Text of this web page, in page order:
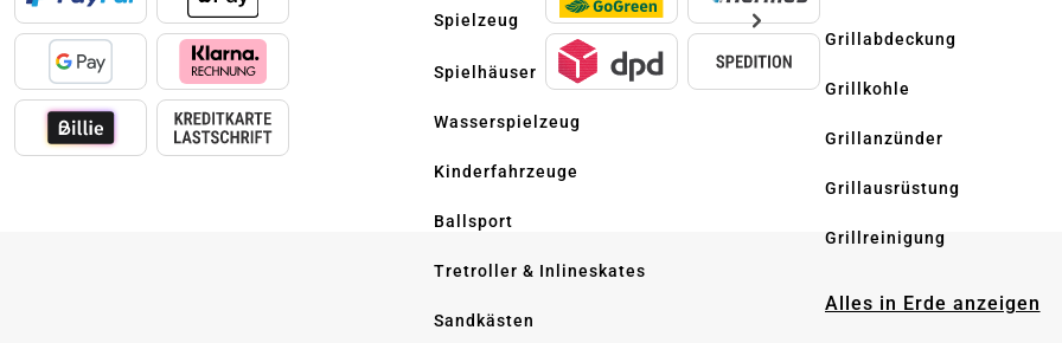
Spielzeug
Spielhäuser
Wasserspielzeug
Kinderfahrzeuge
Ballsport
Tretroller & Inlineskates
Sandkästen
Grillabdeckung
Grillkohle
Grillanzünder
Grillausrüstung
Grillreinigung
Alles in Erde anzeigen